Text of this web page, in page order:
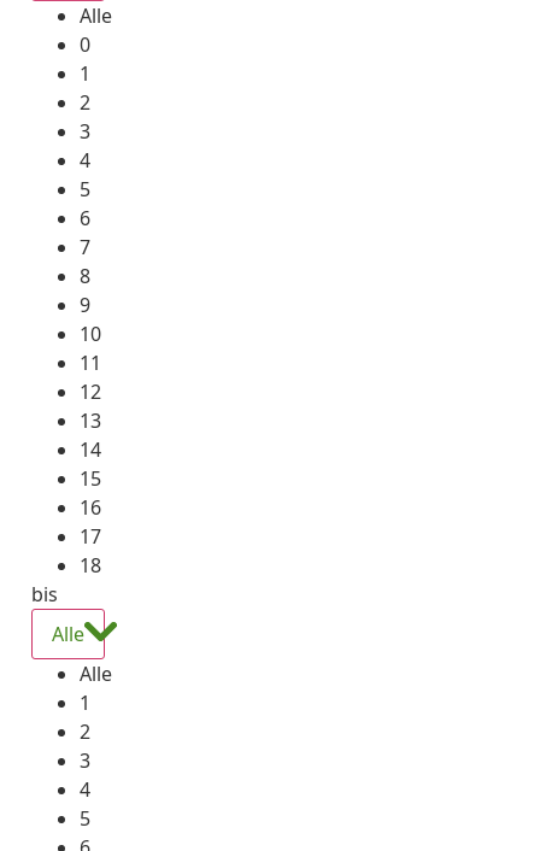
Alle
0
1
2
3
4
5
6
7
8
9
10
11
12
13
14
15
16
17
18
bis
Alle
Alle
1
2
3
4
5